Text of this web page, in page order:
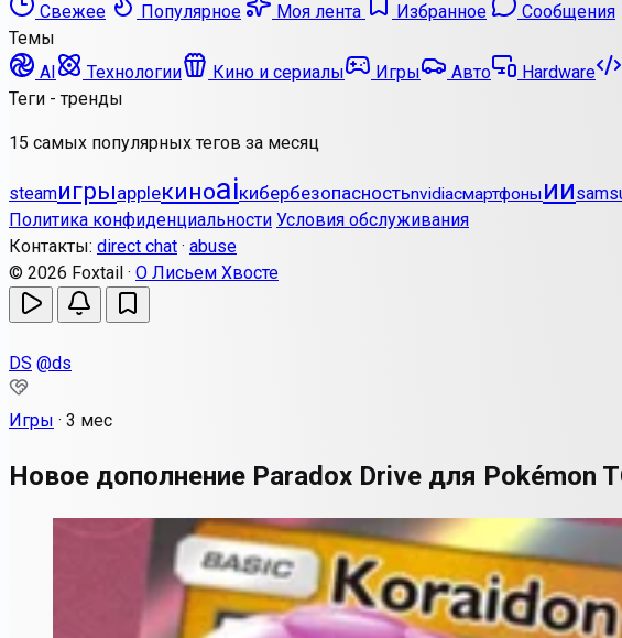
Свежее Популярное Моя лента Избранное
Сообщения
Темы
AI
Технологии Кино и сериалы Игры Авто Hardware
Теги - тренды
15 самых популярных тегов за месяц
steamигрыappleкиноaiкибербезопасностьnvidiaсмартфоныии
Политика конфиденциальности Условия обслуживания
Контакты: direct chat · abuse
© 2026 Foxtail · О Лисьем Хвосте
DS @ds
Игры · 3 мес
Новое дополнение Paradox Drive для Pokémon